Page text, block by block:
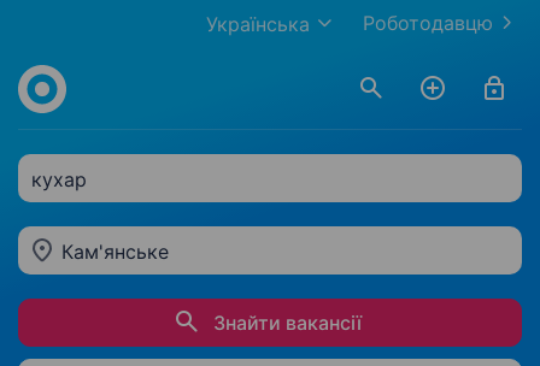
Роботодавцю
Українська
кухар
Кам'янське
Знайти вакансії